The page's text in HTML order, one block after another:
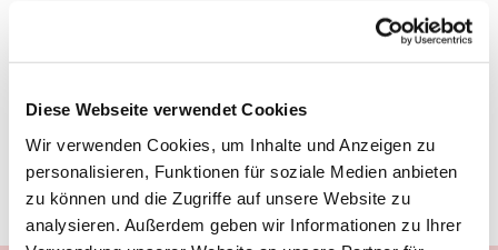
Diese Webseite verwendet Cookies
Wir verwenden Cookies, um Inhalte und Anzeigen zu
personalisieren, Funktionen für soziale Medien anbieten
zu können und die Zugriffe auf unsere Website zu
analysieren. Außerdem geben wir Informationen zu Ihrer
Leben im Kiez und auch Projekten weit über Friedenau
hinaus, wie zum Beispiel einem Partnerschaftsprojekt
Pommes isst, unterstützt damit ganz nebenbei einiges
Hier ein Rückblickauf das Herbstfest 2025